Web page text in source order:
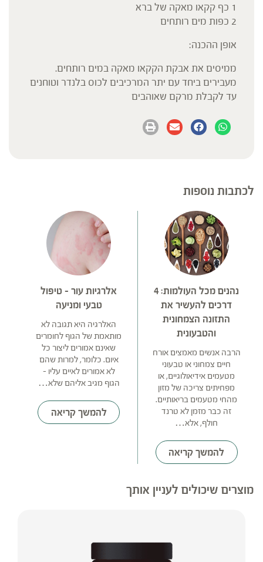
1 כף קקאו מאקה של ברא
2 כפות מים רותחים
אופן ההכנה:
ממיסים את אבקת הקקאו מאקה במים רותחים.
מעבירים ביחד עם יתר המרכיבים לכוס בלנדר וטוחנים
עד לקבלת מרקם שאוהבים
לכתבות נוספות
נהנים מכל העולמות: 4
דרכים להעשיר את
התזונה הצמחונית
והטבעונית
הרבה אנשים מאמצים אורח
חיים צמחוני או טבעוני
מטעמים אידיאולוגיים, או
מפחיתים צריכה של מזון
מהחי מטעמים בריאותיים.
זה כבר מזמן לא טרנד
חולף, אלא…
להמשך קריאה
אלרגיות עור – טיפול
טבעי ומניעה
האלרגיה היא תגובה לא
מותאמת של הגוף לחומרים
שאינם אמורים ליצור כל
איום. כלומר, למרות שהם
לא אמורים לאיים עליו –
הגוף מגיב אליהם שלא…
להמשך קריאה
מוצרים שיכולים לעניין אותך